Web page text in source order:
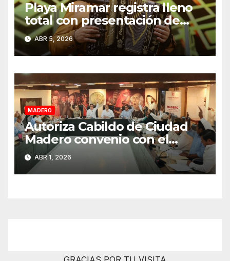
Playa Miramar registra lleno
total con presentación de
Grupo Pesado en Semana
Santa 2026
ABR 5, 2026
MADERO
Autoriza Cabildo de Ciudad
Madero convenio con el
Estado para fortalecer el
cobro del impuesto predial
ABR 1, 2026